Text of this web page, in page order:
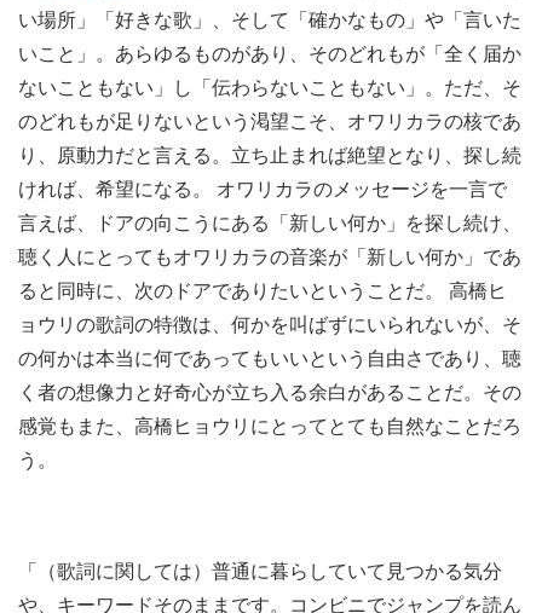
い場所」「好きな歌」、そして「確かなもの」や「言いた
いこと」。あらゆるものがあり、そのどれもが「全く届か
ないこともない」し「伝わらないこともない」。ただ、そ
のどれもが足りないという渇望こそ、オワリカラの核であ
り、原動力だと言える。立ち止まれば絶望となり、探し続
ければ、希望になる。 オワリカラのメッセージを一言で
言えば、ドアの向こうにある「新しい何か」を探し続け、
聴く人にとってもオワリカラの音楽が「新しい何か」であ
ると同時に、次のドアでありたいということだ。 高橋ヒ
ョウリの歌詞の特徴は、何かを叫ばずにいられないが、そ
の何かは本当に何であってもいいという自由さであり、聴
く者の想像力と好奇心が立ち入る余白があることだ。その
感覚もまた、高橋ヒョウリにとってとても自然なことだろ
う。
「（歌詞に関しては）普通に暮らしていて見つかる気分
や、キーワードそのままです。コンビニでジャンプを読ん